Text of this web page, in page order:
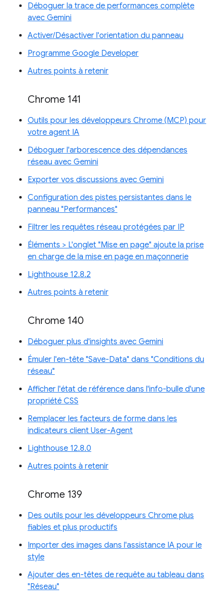
Déboguer la trace de performances complète
avec Gemini
Activer/Désactiver l'orientation du panneau
Programme Google Developer
Autres points à retenir
Chrome 141
Outils pour les développeurs Chrome (MCP) pour
votre agent IA
Déboguer l'arborescence des dépendances
réseau avec Gemini
Exporter vos discussions avec Gemini
Configuration des pistes persistantes dans le
panneau "Performances"
Filtrer les requêtes réseau protégées par IP
Éléments > L'onglet "Mise en page" ajoute la prise
en charge de la mise en page en maçonnerie
Lighthouse 12.8.2
Autres points à retenir
Chrome 140
Déboguer plus d'insights avec Gemini
Émuler l'en-tête "Save-Data" dans "Conditions du
réseau"
Afficher l'état de référence dans l'info-bulle d'une
propriété CSS
Remplacer les facteurs de forme dans les
indicateurs client User-Agent
Lighthouse 12.8.0
Autres points à retenir
Chrome 139
Des outils pour les développeurs Chrome plus
fiables et plus productifs
Importer des images dans l'assistance IA pour le
style
Ajouter des en-têtes de requête au tableau dans
"Réseau"